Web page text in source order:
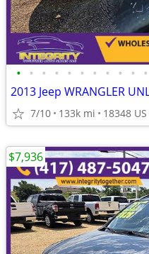
• • • • • • • • • • •
2013 Jeep WRANGLER
7/10 133k mi 18348
$7,936